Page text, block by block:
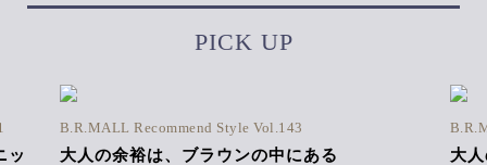
PICK UP
ッ
B.R.MALL Recommend Style Vol.143
大人の余裕は、ブラウンの中にある 大